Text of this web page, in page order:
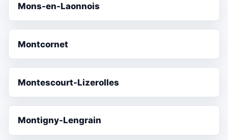
Mons-en-Laonnois
Montcornet
Montescourt-Lizerolles
Montigny-Lengrain